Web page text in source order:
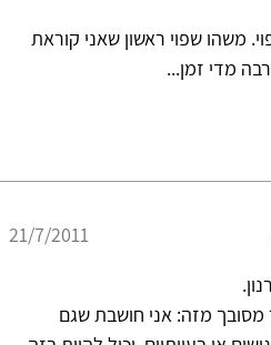
משהו שפוי ראשון שאני קוראת
מדי זמן...
21/7/2011
מסובך מזה: אני חושבת שגם